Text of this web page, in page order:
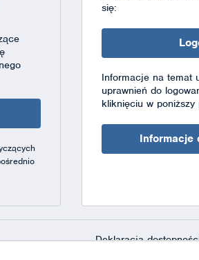
się:
Informacje na temat
uprawnień do
kliknięciu w poniższy
Informacje
Deklaracja